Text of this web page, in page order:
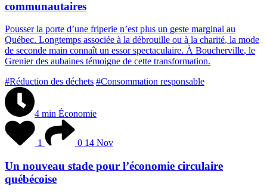
communautaires
Pousser la porte d’une friperie n’est plus un geste marginal au
Québec. Longtemps associée à la débrouille ou à la charité, la mode
de seconde main connaît un essor spectaculaire. À Boucherville, le
Grenier des aubaines témoigne de cette transformation.
#Réduction des déchets #Consommation responsable
4 min Économie
1 0 14 Nov
Un nouveau stade pour l’économie circulaire
québécoise